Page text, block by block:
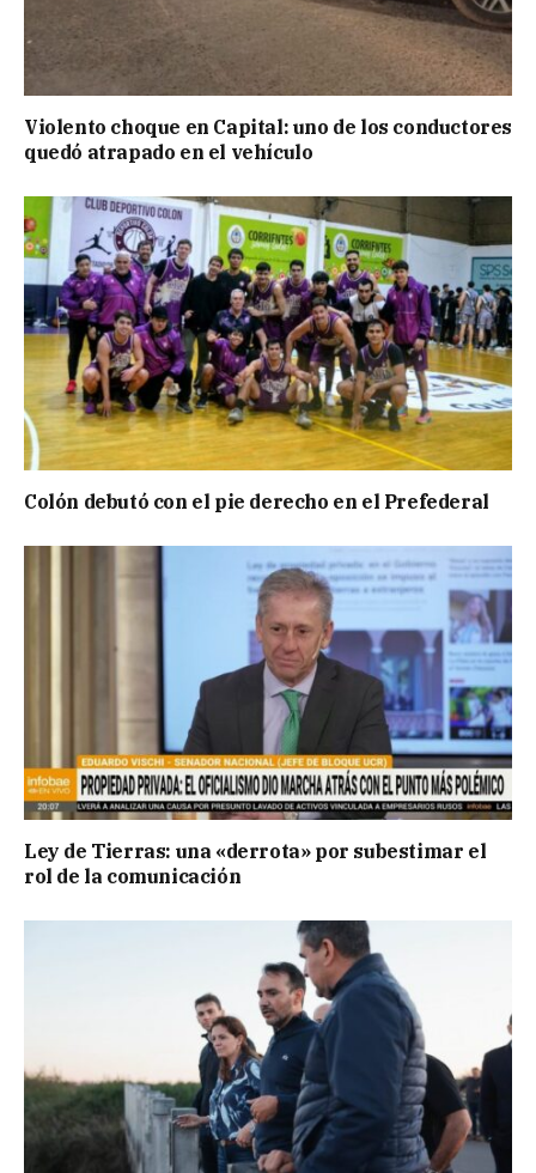
Violento choque en Capital: uno de los conductores
quedó atrapado en el vehículo
Colón debutó con el pie derecho en el Prefederal
Ley de Tierras: una «derrota» por subestimar el
rol de la comunicación